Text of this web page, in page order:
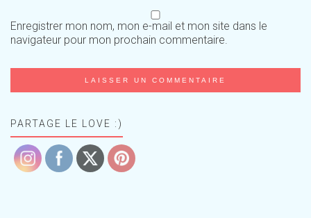
Enregistrer mon nom, mon e-mail et mon site dans le
navigateur pour mon prochain commentaire.
PARTAGE LE LOVE :)